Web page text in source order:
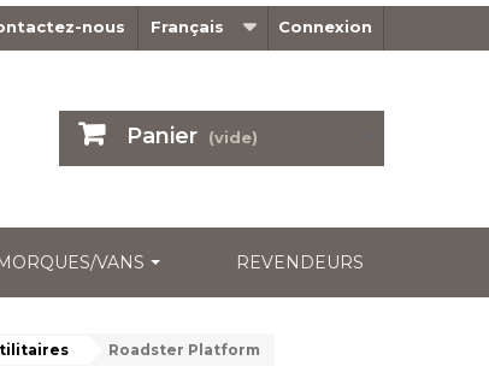
Connexion
Français
nous
Panier (vide)
VANS REVENDEURS
Roadster Platform